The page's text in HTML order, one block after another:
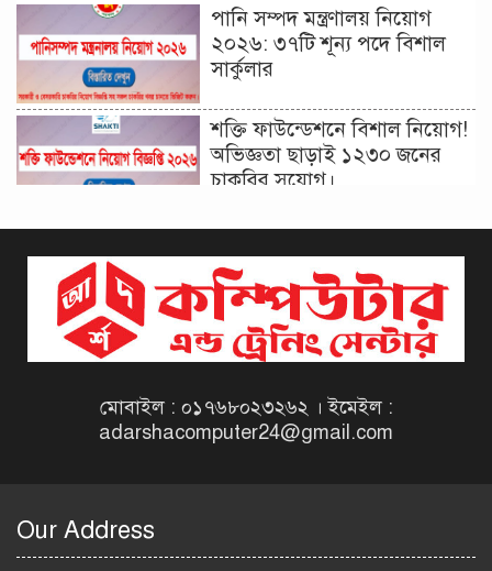
পানি সম্পদ মন্ত্রণালয় নিয়োগ
২০২৬: ৩৭টি শূন্য পদে বিশাল
সার্কুলার
শক্তি ফাউন্ডেশনে বিশাল নিয়োগ!
অভিজ্ঞতা ছাড়াই ১২৩০ জনের
চাকরির সুযোগ।
বিজ্ঞপ্তি ২০২৬ | Taxes Zone
Dinajpur Job Circular 2026
বেসরকারি সংস্থা সেতু (SETU)
Job Circular 2026
মোবাইল : ০১৭৬৮০২৩২৬২ । ইমেইল :
adarshacomputer24@gmail.com
Our Address